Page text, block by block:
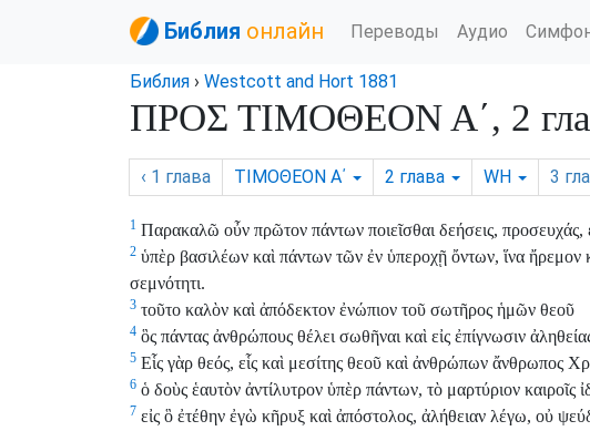
Библия онлайн Переводы Аудио
Библия › Westcott and Hort 1881
ΠΡΟΣ ΤΙΜΟΘΕΟΝ Α΄, 2
‹ 1 глава ΤΙΜΟΘΕΟΝ Α΄ 2 глава WH 3
1 Παρακαλῶ οὖν πρῶτον πάντων ποιεῖσθαι δεήσεις, προσευχάς,
2 ὑπὲρ βασιλέων καὶ πάντων τῶν ἐν ὑπεροχῇ ὄντων, ἵνα ἤρεμον
σεμνότητι.
3 τοῦτο καλὸν καὶ ἀπόδεκτον ἐνώπιον τοῦ σωτῆρος ἡμῶν θεοῦ
4 ὃς πάντας ἀνθρώπους θέλει σωθῆναι καὶ εἰς ἐπίγνωσιν
5 Εἷς γὰρ θεός, εἷς καὶ μεσίτης θεοῦ καὶ ἀνθρώπων ἄνθρωπος
6 ὁ δοὺς ἑαυτὸν ἀντίλυτρον ὑπὲρ πάντων, τὸ μαρτύριον καιροῖς
7 εἰς ὃ ἐτέθην ἐγὼ κῆρυξ καὶ ἀπόστολος, ἀλήθειαν λέγω, οὐ